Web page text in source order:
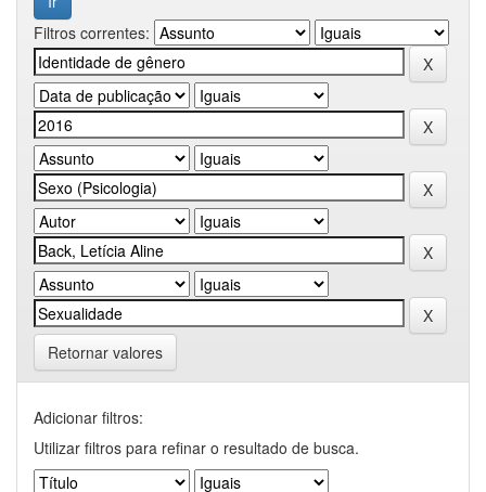
Filtros correntes:
Retornar valores
Adicionar filtros:
Utilizar filtros para refinar o resultado de busca.